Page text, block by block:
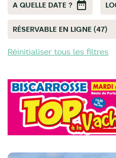
A QUELLE DATE ?
RÉSERVABLE EN LIGNE (47)
Réinitialiser tous les filtres